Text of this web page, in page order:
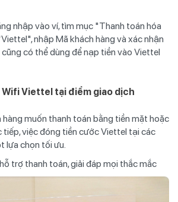
nhập vào ví, tìm mục "Thanh toán hóa
nhập Mã khách hàng và xác nhận
cũng có thể dùng để nạp tiền vào Viettel
Viettel tại điểm giao dịch
muốn thanh toán bằng tiền mặt hoặc
việc đóng tiền cước Viettel tại các
lựa chọn tối ưu.
trợ thanh toán, giải đáp mọi thắc mắc